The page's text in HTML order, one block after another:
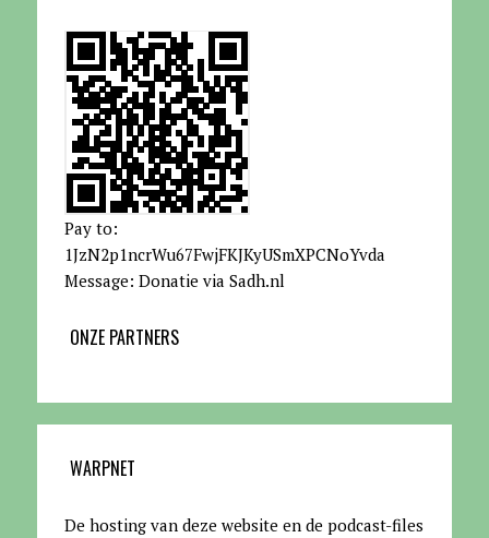
Pay to:
1JzN2p1ncrWu67FwjFKJKyUSmXPCNoYvda
Message: Donatie via Sadh.nl
ONZE PARTNERS
WARPNET
De hosting van deze website en de podcast-files